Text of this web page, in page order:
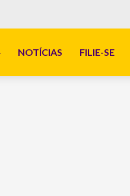
NOTÍCIAS FILIE-SE